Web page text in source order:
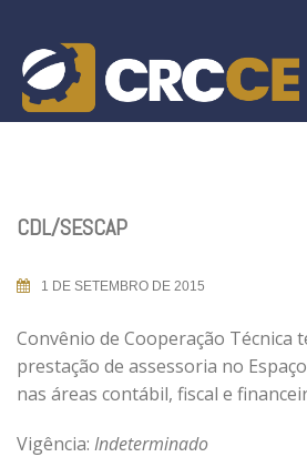
content
CDL/SESCAP
1 DE SETEMBRO DE 2015
Convênio de Cooperação Técnica
prestação de assessoria no
nas áreas contábil, fiscal e
Vigência: Indeterminado